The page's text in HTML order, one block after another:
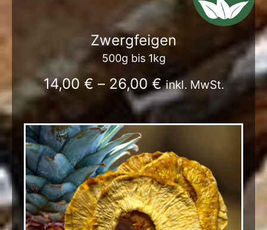
Zwergfeigen
500g bis 1kg
14,00 € – 26,00 € inkl. MwSt.